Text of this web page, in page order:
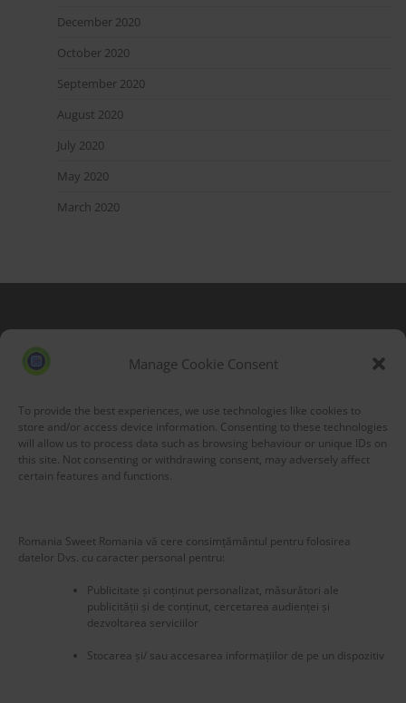
Manage Cookie Consent
To provide the best experiences, we use technologies like cookies to
store and/or access device information. Consenting to these technologies
will allow us to process data such as browsing behaviour or unique IDs on
this site. Not consenting or withdrawing consent, may adversely affect
certain features and functions.
Romania Sweet Romania vă cere consimțământul pentru folosirea
datelor Dvs. cu caracter personal pentru:
Publicitate și conținut personalizat, măsurători ale
publicității și de conținut, cercetarea audienței și
dezvoltarea serviciilor
Stocarea și/ sau accesarea informațiilor de pe un dispozitiv
December 2020
October 2020
September 2020
August 2020
July 2020
May 2020
March 2020